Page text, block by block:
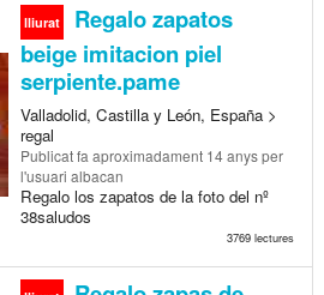
lliurat
Regalo zapatos
beige imitacion piel
serpiente.pame
Valladolid, Castilla y León, España >
regal
Publicatfa aproximadament 14 anysper
l'usuari albacan
Regalo los zapatos de la foto del nº
38saludos
3769 lectures